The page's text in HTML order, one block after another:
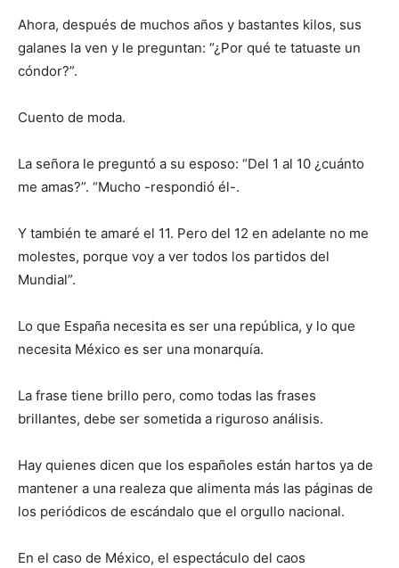
Ahora, después de muchos años y bastantes kilos, sus
galanes la ven y le preguntan: “¿Por qué te tatuaste un
cóndor?”.
Cuento de moda.
La señora le preguntó a su esposo: “Del 1 al 10 ¿cuánto
me amas?”. “Mucho -respondió él-.
Y también te amaré el 11. Pero del 12 en adelante no me
molestes, porque voy a ver todos los partidos del
Mundial”.
Lo que España necesita es ser una república, y lo que
necesita México es ser una monarquía.
La frase tiene brillo pero, como todas las frases
brillantes, debe ser sometida a riguroso análisis.
Hay quienes dicen que los españoles están hartos ya de
mantener a una realeza que alimenta más las páginas de
los periódicos de escándalo que el orgullo nacional.
En el caso de México, el espectáculo del caos